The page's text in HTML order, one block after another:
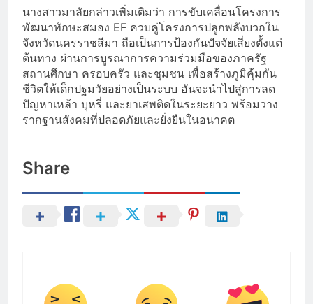
นางสาวมาลัยกล่าวเพิ่มเติมว่า การขับเคลื่อนโครงการ
พัฒนาทักษะสมอง EF ควบคู่โครงการปลูกพลังบวกใน
จังหวัดนครราชสีมา ถือเป็นการป้องกันปัจจัยเสี่ยงตั้งแต่
ต้นทาง ผ่านการบูรณาการความร่วมมือของภาครัฐ
สถานศึกษา ครอบครัว และชุมชน เพื่อสร้างภูมิคุ้มกัน
ชีวิตให้เด็กปฐมวัยอย่างเป็นระบบ อันจะนำไปสู่การลด
ปัญหาเหล้า บุหรี่ และยาเสพติดในระยะยาว พร้อมวาง
รากฐานสังคมที่ปลอดภัยและยั่งยืนในอนาคต
Share